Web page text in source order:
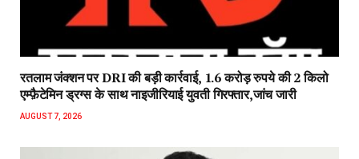
रतलाम जंक्शन पर DRI की बड़ी कार्रवाई, 1.6 करोड़ रुपये की 2 किलो
एम्फ़ैटेमिन ड्रग्स के साथ नाइजीरियाई युवती गिरफ्तार,जांच जारी
AUGUST 7, 2026